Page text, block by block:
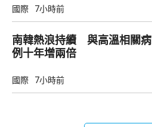
國際 7小時前
南韓熱浪持續 與高溫相關病
例十年增兩倍
國際 7小時前